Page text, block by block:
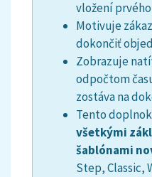
vložení
Motivuje
dokončiť
Zobrazuje
odpočtom
zostáva na
Tento
všetkými
šablónami
Step, Classic,